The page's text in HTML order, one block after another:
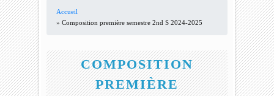
VOUS ÊTES ICI
Accueil
» Composition première semestre 2nd S 2024-2025
COMPOSITION
PREMIÈRE